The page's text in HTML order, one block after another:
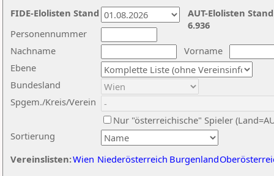
Nachname
Vorname
Ebene
Sortierung
Personennummer
Bundesland
Spgem./Kreis/Verein
Nur "österreichische" Spieler
Vereinslisten:Wien Niederösterreich Burgenland
AUT-Elolisten
6.936
FIDE-Elolisten Stand